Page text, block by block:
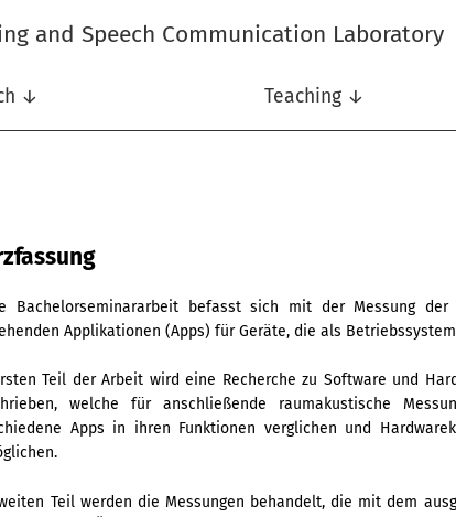
and Speech Communication Laboratory
↓ Teaching ↓
Bachelorseminararbeit befasst sich mit der Messung
Applikationen (Apps) für Geräte, die als
Teil der Arbeit wird eine Recherche zu Software und
welche für anschließende raumakustische
Apps in ihren Funktionen verglichen und
Teil werden die Messungen behandelt, die mit dem